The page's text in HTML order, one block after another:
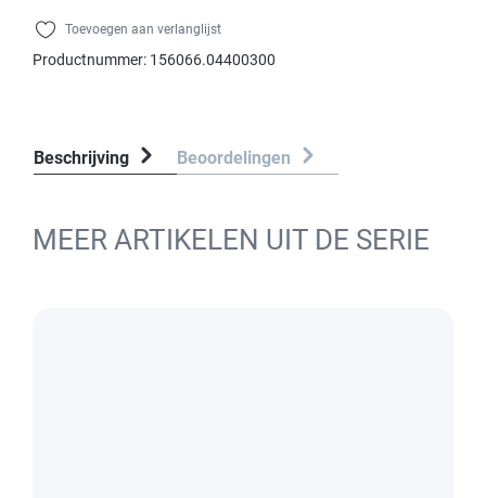
Toevoegen aan verlanglijst
Productnummer: 156066.04400300
Beschrijving Beoordelingen
MEER ARTIKELEN UIT DE SERIE